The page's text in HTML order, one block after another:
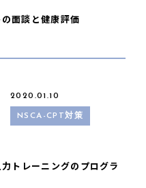
面談と健康評価
2020.01.10
NSCA-CPT対策
トレーニングのプログラ